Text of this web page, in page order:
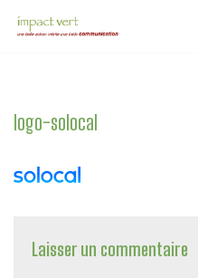
logo-solocal
Laisser un commentaire